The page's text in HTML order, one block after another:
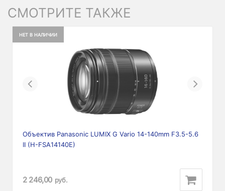
СМОТРИТЕ ТАКЖЕ
НЕТ В НАЛИЧИИ
Previous Next
Объектив Panasonic LUMIX G Vario 14-140mm F3.5-5.6
II (H-FSA14140E)
2 246,00 руб.